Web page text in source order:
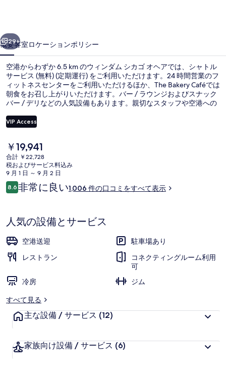
ゴ
オ
ヘ
ア
の
写
ギ
ャ
ラ
ー
次へ
29+
概要客室ロケーションポリシー
空港からわずか 6.5 km のウィンダム シカゴ オヘアでは、シャトル
サービス (無料) (定期運行) をご利用いただけます。24 時間営業のフ
ィットネスセンターをご利用いただけるほか、The Bakery Caféでは
朝食をお召し上がりいただけます。バー / ラウンジおよびスナック
バー / デリなどの人気設備もあります。親切なスタッフや空港への
VIP Access
現
在
の
料
金
は
す
￥19,941
合計 ￥22,728
税およびサービス料込み
9 月 1 日 ～ 9 月 2 日
口
コ
8.610段階中8.6
非常に良い1,006 件の口コミをすべて表示
人気の設備とサービス
空港送迎
駐車場あり
レストラン
コネクティングルーム利用
可
冷房
ジム
すべて見る
主な設備 / サービス (12)
家族向け設備 / サービス (6)